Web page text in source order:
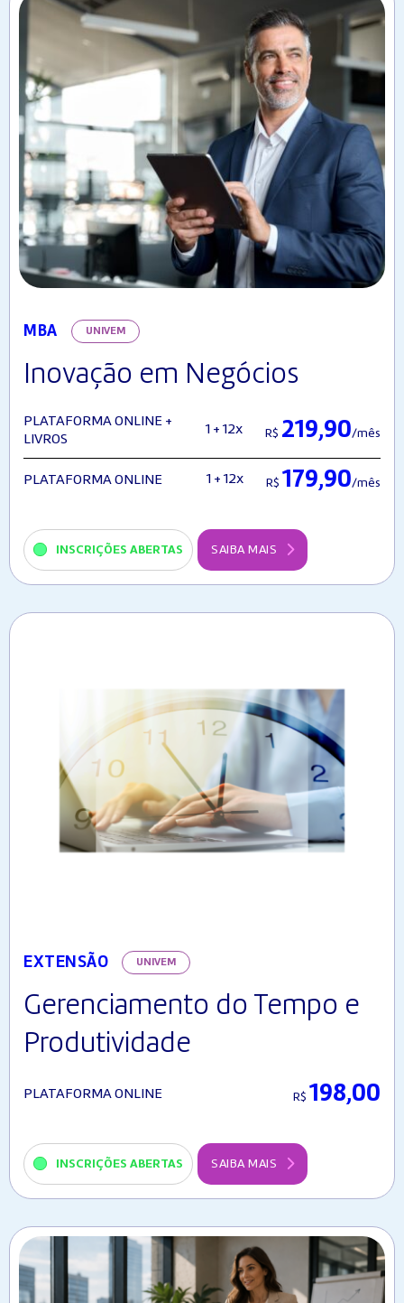
MBA UNIVEM
Inovação em Negócios
PLATAFORMA ONLINE +
LIVROS
1 + 12x R$ 219,90/mês
PLATAFORMA ONLINE 1 + 12x R$ 179,90/mês
INSCRIÇÕES ABERTAS SAIBA MAIS
EXTENSÃO UNIVEM
Gerenciamento do Tempo e
Produtividade
PLATAFORMA ONLINE R$ 198,00
INSCRIÇÕES ABERTAS SAIBA MAIS